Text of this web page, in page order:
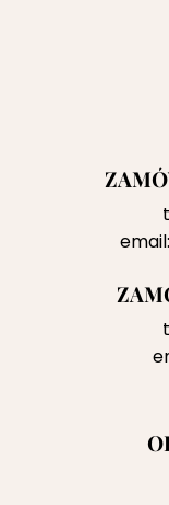
email: